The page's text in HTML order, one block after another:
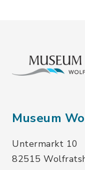
Museum
Untermarkt 10
82515